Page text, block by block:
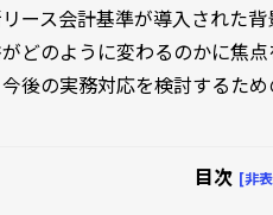
ース会計基準が導入された
どのように変わるのかに焦
後の実務対応を検討するため
目次 [非